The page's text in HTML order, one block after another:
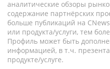
аналитические обзоры
содержание партнёрских
больше публикаций на
или продукта/услуги, тем
Профиль может быть
информацией, в т.ч.
продукте/услуге.